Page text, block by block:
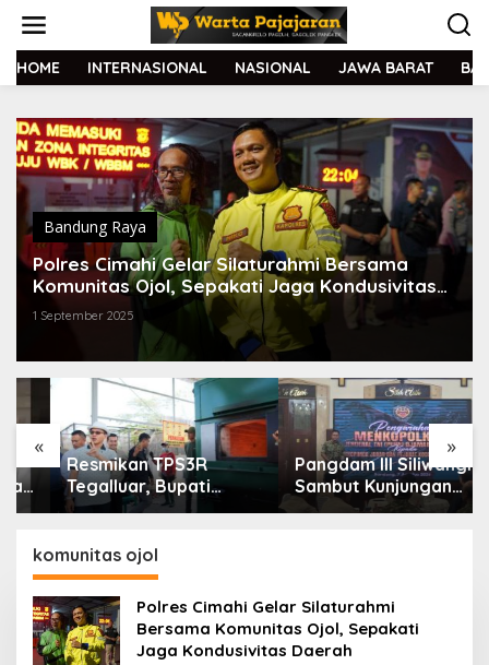
t
HOME INTERNASIONAL NASIONAL JAWA BARAT
Bandung Raya
Polres Cimahi Gelar Silaturahmi Bersama
Komunitas Ojol, Sepakati Jaga Kondusivitas
Daerah
1 September 2025
« »
Resmikan TPS3R
Tegalluar, Bupati
Bandung: Sampah
Pemerintah
Pangdam III Siliwangi
Sambut Kunjungan
Kerja Menkopolkam:
komunitas ojol
Polres Cimahi Gelar Silaturahmi
Bersama Komunitas Ojol, Sepakati
Jaga Kondusivitas Daerah